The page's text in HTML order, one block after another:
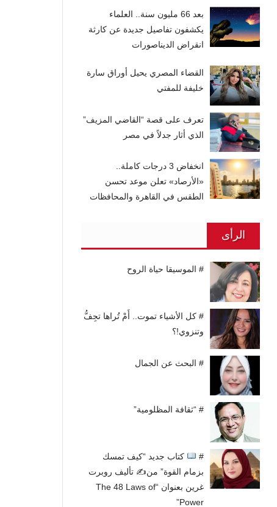
بعد 66 مليون سنة.. العلماء
يكشفون تفاصيل جديدة عن كارثة
انقراض الديناصورات
القضاء المصري يحيل أوراق سارة
خليفة للمفتي
تعرف على قصة “القاضي المزيف”
الذي أثار جدلاً في مصر
انخفاض 3 درجات كاملة..
«الأرصاد» تعلن موعد تحسن
الطقس في القاهرة والمحافظات
الرأى
# الموسيقا حياة الروح
# كل الأشياء تموت.. أَمْ تُراها تجِفُّ
وتنزوي!؟
# البحث عن الجمال
# “ثقافة المظلومية”
#
كتاب جديد “كيف تمسك
بزمام القوة” من✍ تأليف روبرت
غرين بعنوان “The 48 Laws of
Power”